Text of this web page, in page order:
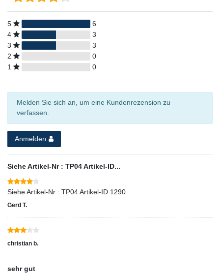
5
6
4
3
3
3
2
0
1
0
Melden Sie sich an, um eine Kundenrezension zu
verfassen.
Anmelden
Siehe Artikel-Nr : TP04 Artikel-ID...
Siehe Artikel-Nr : TP04 Artikel-ID 1290
Gerd T.
christian b.
sehr gut